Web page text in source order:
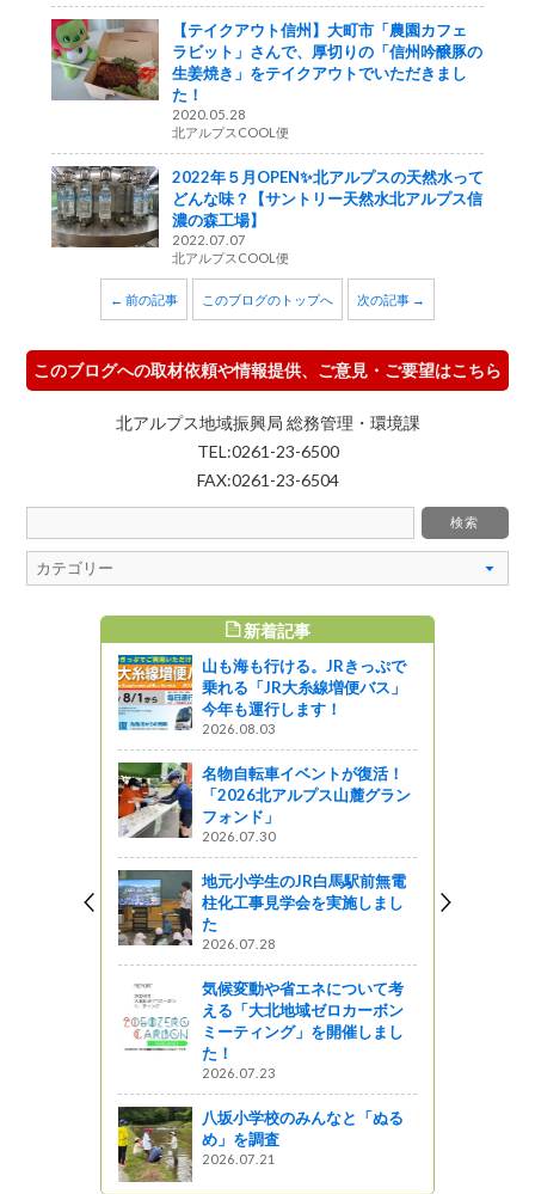
【テイクアウト信州】大町市「農園カフェ
ラビット」さんで、厚切りの「信州吟醸豚の
生姜焼き」をテイクアウトでいただきまし
た！
2020.05.28
北アルプスCOOL便
2022年５月OPEN✨北アルプスの天然水って
どんな味？【サントリー天然水北アルプス信
濃の森工場】
2022.07.07
北アルプスCOOL便
← 前の記事 このブログのトップへ 次の記事 →
このブログへの取材依頼や情報提供、ご意見・ご要望はこちら
北アルプス地域振興局 総務管理・環境課
TEL:0261-23-6500
FAX:0261-23-6504
新着記事
山も海も行ける。JRきっぷで
乗れる「JR大糸線増便バス」
今年も運行します！
2026.08.03
名物自転車イベントが復活！
「2026北アルプス山麓グラン
フォンド」
2026.07.30
地元小学生のJR白馬駅前無電
柱化工事見学会を実施しまし
た
2026.07.28
気候変動や省エネについて考
える「大北地域ゼロカーボン
ミーティング」を開催しまし
た！
2026.07.23
八坂小学校のみんなと「ぬる
め」を調査
2026.07.21